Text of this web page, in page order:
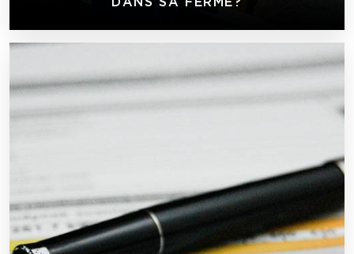
DANS SA FERME?